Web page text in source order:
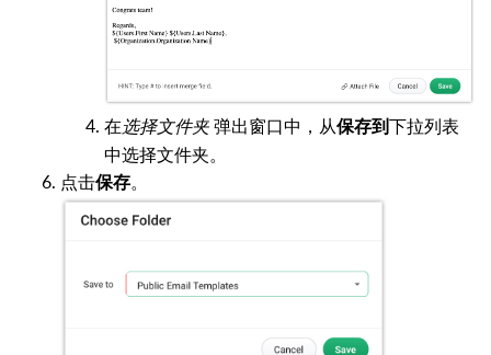
在选择文件夹弹出窗口中，从保存到下拉列表
中选择文件夹。
点击保存。